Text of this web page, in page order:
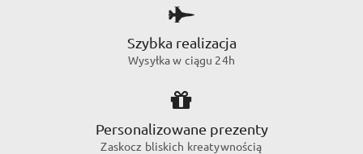
Szybka realizacja
Wysyłka w ciągu 24h
Personalizowane prezenty
Zaskocz bliskich kreatywnością